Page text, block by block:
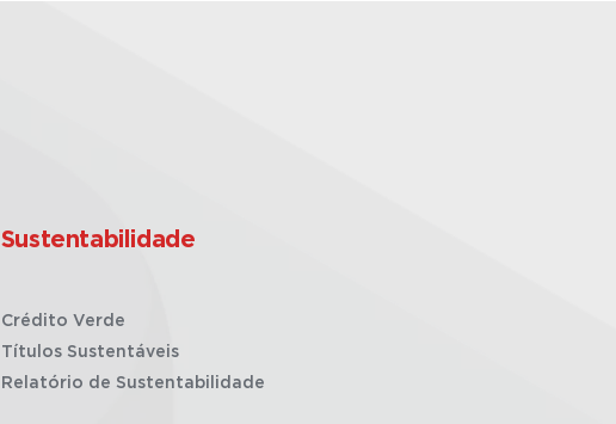
Sustentabilidade
Crédito Verde
Títulos Sustentáveis
Relatório de Sustentabilidade